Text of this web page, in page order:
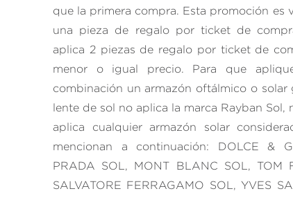
que la primera compra. Esta promoción es
una pieza de regalo por ticket de
aplica 2 piezas de regalo por ticket de
menor o igual precio. Para que
combinación un armazón oftálmico o
lente de sol no aplica la marca Rayban Sol,
aplica cualquier armazón solar
mencionan a continuación: DOLCE &
PRADA SOL, MONT BLANC SOL, TOM
SALVATORE FERRAGAMO SOL, YVES